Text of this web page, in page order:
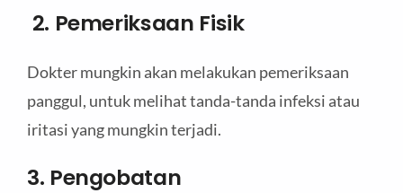
2. Pemeriksaan Fisik
Dokter mungkin akan melakukan pemeriksaan
panggul, untuk melihat tanda-tanda infeksi atau
iritasi yang mungkin terjadi.
3. Pengobatan